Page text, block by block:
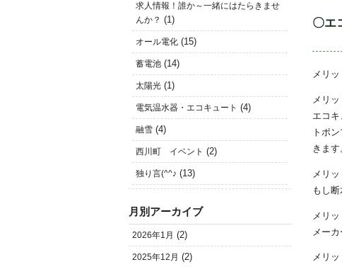
〇エ
メリッ
メリ
エコ
トポ
きます
メリ
もし
メリ
メー
メリ
求人情報！誰か～一緒にはたらきませ
んか？ (1)
オール電化 (15)
蓄電池 (14)
太陽光 (1)
電気温水器・エコキュート (4)
融雪 (4)
西川町 イベント (2)
独り言(^^♪ (13)
月別アーカイブ
2026年1月 (2)
2025年12月 (2)